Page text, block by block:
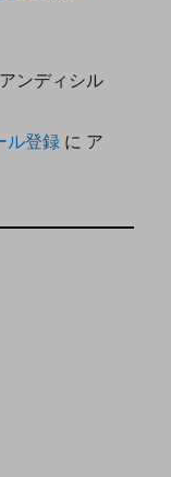
アンディシル
ル登録 に ア